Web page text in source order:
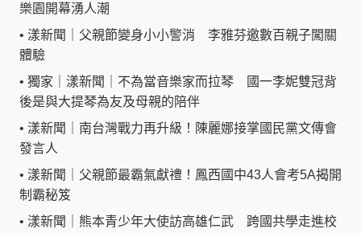
樂園開幕湧人潮
• 漾新聞｜父親節變身小小警消 李雅芬邀數百親子闖關
體驗
• 獨家｜漾新聞｜不為當音樂家而拉琴 國一李妮雙冠背
後是與大提琴為友及母親的陪伴
• 漾新聞｜南台灣戰力再升級！陳麗娜接掌國民黨文傳會
發言人
• 漾新聞｜父親節最霸氣獻禮！鳳西國中43人會考5A揭開
制霸秘笈
• 漾新聞｜熊本青少年大使訪高雄仁武 跨國共學走進校